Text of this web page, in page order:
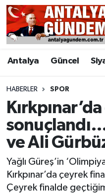
Antalya Güncel
HABERLER SPOR
ve Ali
Yağlı Güreş’in
Kırkpınar’da çeyrek
Çeyrek finalde
Antalya
Asayiş
Bilim & Teknoloji
Bölge
EĞİTİM
Ekonomi
Genel
Antalya Nöbetçi
Antalya Hava
Antalya Namaz
Antalya Trafik
Süper Lig Puan
Tüm Manşetler
Son Dakika